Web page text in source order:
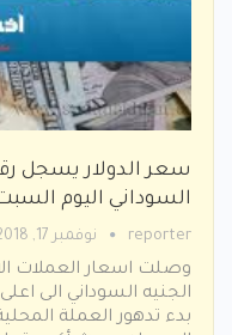
سعر الدولار يسجل
السوداني اليوم السبت 17 نوفمبر
reporter نوفمبر 17, 2018
وصلت اسعار العملات
الجنيه السوداني الى
بدء تدهور العملة